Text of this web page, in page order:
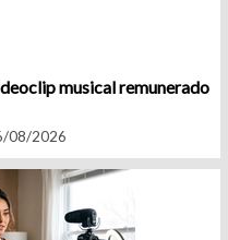
musical remunerado
08/2026